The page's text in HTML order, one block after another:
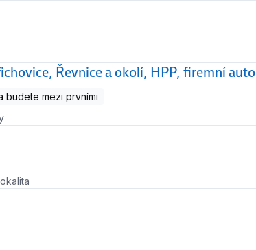
Řevnice a okolí, HPP, firemní auto
budete mezi prvními